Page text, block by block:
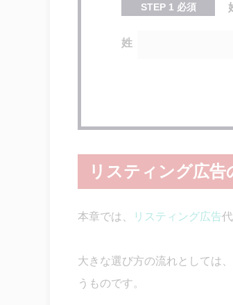
STEP 1 必須
姓
リスティング広
本章では、 リスティング広告
大きな選び方の流れとしては
うものです。